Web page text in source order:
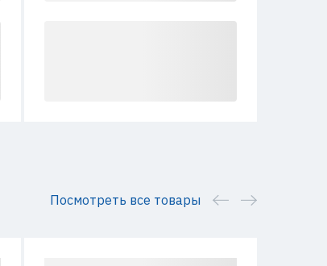
Посмотреть все товары